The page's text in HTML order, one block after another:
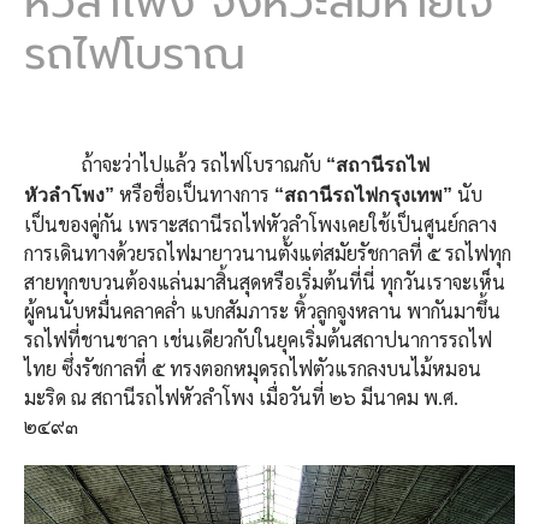
รถไฟโบราณ
ถ้าจะว่าไปแล้ว รถไฟโบราณกับ “สถานีรถไฟ
หัวลำโพง” หรือชื่อเป็นทางการ “สถานีรถไฟกรุงเทพ” นับ
เป็นของคู่กัน เพราะสถานีรถไฟหัวลำโพงเคยใช้เป็นศูนย์กลาง
การเดินทางด้วยรถไฟมายาวนานตั้งแต่สมัยรัชกาลที่ ๕ รถไฟทุก
สายทุกขบวนต้องแล่นมาสิ้นสุดหรือเริ่มต้นที่นี่ ทุกวันเราจะเห็น
ผู้คนนับหมื่นคลาคล่ำ แบกสัมภาระ หิ้วลูกจูงหลาน พากันมาขึ้น
รถไฟที่ชานชาลา เช่นเดียวกับในยุคเริ่มต้นสถาปนาการรถไฟ
ไทย ซึ่งรัชกาลที่ ๕ ทรงตอกหมุดรถไฟตัวแรกลงบนไม้หมอน
มะริด ณ สถานีรถไฟหัวลำโพง เมื่อวันที่ ๒๖ มีนาคม พ.ศ.
๒๔๙๓​